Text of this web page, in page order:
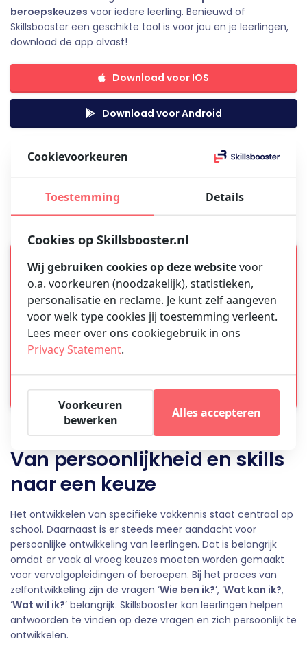
beroepskeuzes voor iedere leerling. Benieuwd of
Skillsbooster een geschikte tool is voor jou en je leerlingen,
download de app alvast!
Download voor IOS
Download voor Android
Skillsbooster werkt o.a. samen met:
Gratis voor scholen
Je kunt Skillsbooster geheel vrijblijvend 30 dagen
gratis proberen, voordat je ook maar een cent hoeft
te betalen.
De eerste30 dagen zijn gratis, je betaalt nu nog helemaal niks
Van persoonlijkheid en skills
naar een keuze
Het ontwikkelen van specifieke vakkennis staat centraal op
school. Daarnaast is er steeds meer aandacht voor
persoonlijke ontwikkeling van leerlingen. Dat is belangrijk
omdat er vaak al vroeg keuzes moeten worden gemaakt
voor vervolgopleidingen of beroepen. Bij het proces van
zelfontwikkeling zijn de vragen ‘Wie ben ik?’, ‘Wat kan ik?,
‘Wat wil ik?’ belangrijk. Skillsbooster kan leerlingen helpen
antwoorden te vinden op deze vragen en zich persoonlijk te
ontwikkelen.
Cookievoorkeuren
Toestemming Details
Cookies op Skillsbooster.nl
Wij gebruiken cookies op deze websitevoor
o.a. voorkeuren (noodzakelijk), statistieken,
personalisatie en reclame. Je kunt zelf aangeven
voor welk type cookies jij toestemming verleent.
Lees meer over ons cookiegebruik in ons
Privacy Statement.
Voorkeuren
bewerken
Alles accepteren